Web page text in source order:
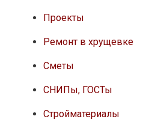
Проекты
Ремонт в хрущевке
Сметы
СНИПы, ГОСТы
Стройматериалы